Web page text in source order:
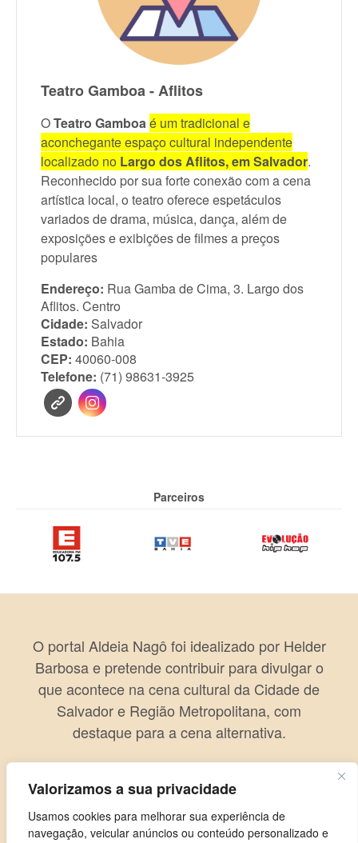
Valorizamos a sua privacidade
Usamos cookies para melhorar sua experiência de
navegação, veicular anúncios ou conteúdo personalizado e
Teatro Gamboa - Aflitos
OTeatro Gamboa é um tradicional e
aconchegante espaço cultural independente
localizado no Largo dos Aflitos, em Salvador.
Reconhecido por sua forte conexão com a cena
artística local, o teatro oferece espetáculos
variados de drama, música, dança, além de
exposições e exibições de filmes a preços
populares
Endereço: Rua Gamba de Cima, 3. Largo dos
Aflitos. Centro
Cidade: Salvador
Estado: Bahia
CEP: 40060-008
Telefone: (71) 98631-3925
Parceiros
O portal Aldeia Nagô foi idealizado por Helder
Barbosa e pretende contribuir para divulgar o
que acontece na cena cultural da Cidade de
Salvador e Região Metropolitana, com
destaque para a cena alternativa.